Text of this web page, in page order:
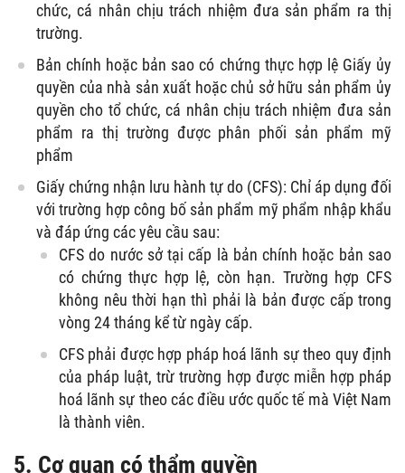
chức, cá nhân chịu trách nhiệm đưa sản phẩm ra thị
trường.
Bản chính hoặc bản sao có chứng thực hợp lệ Giấy ủy
quyền của nhà sản xuất hoặc chủ sở hữu sản phẩm ủy
quyền cho tổ chức, cá nhân chịu trách nhiệm đưa sản
phẩm ra thị trường được phân phối sản phẩm mỹ
phẩm
Giấy chứng nhận lưu hành tự do (CFS): Chỉ áp dụng đối
với trường hợp công bố sản phẩm mỹ phẩm nhập khẩu
và đáp ứng các yêu cầu sau:
CFS do nước sở tại cấp là bản chính hoặc bản sao
có chứng thực hợp lệ, còn hạn. Trường hợp CFS
không nêu thời hạn thì phải là bản được cấp trong
vòng 24 tháng kể từ ngày cấp.
CFS phải được hợp pháp hoá lãnh sự theo quy định
của pháp luật, trừ trường hợp được miễn hợp pháp
hoá lãnh sự theo các điều ước quốc tế mà Việt Nam
là thành viên.
5. Cơ quan có thẩm quyền